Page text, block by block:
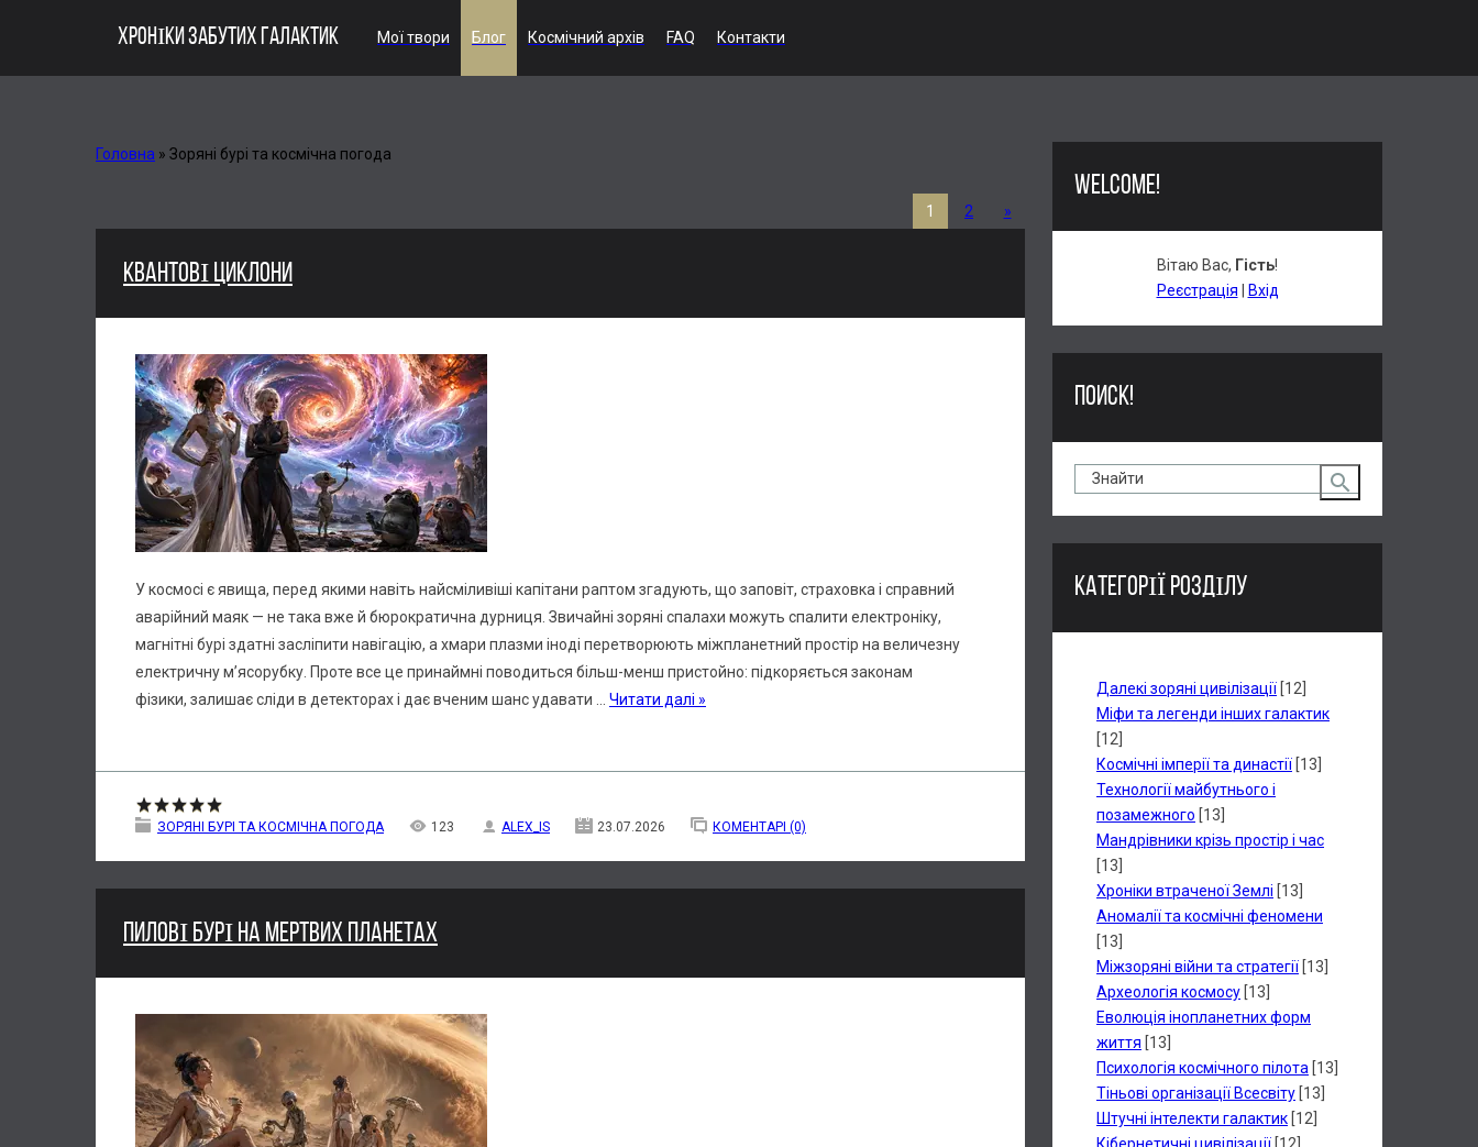
ХРОНІКИ ЗАБУТИХ ГАЛАКТИК Мої твори Блог Космічний архів FAQ Контакти
Головна » Зоряні бурі та космічна погода
1 2 »
КВАНТОВІ ЦИКЛОНИ
У космосі є явища, перед якими навіть найсміливіші капітани раптом згадують, що заповіт, страховка і справний
аварійний маяк — не така вже й бюрократична дурниця. Звичайні зоряні спалахи можуть спалити електроніку,
магнітні бурі здатні засліпити навігацію, а хмари плазми іноді перетворюють міжпланетний простір на величезну
електричну м’ясорубку. Проте все це принаймні поводиться більш-менш пристойно: підкоряється законам
фізики, залишає сліди в детекторах і дає вченим шанс удавати
Читати далі »
ЗОРЯНІ БУРІ ТА КОСМІЧНА ПОГОДА 123 ALEX_IS 23.07.2026 КОМЕНТАРІ (0)
ПИЛОВІ БУРІ НА МЕРТВИХ ПЛАНЕТАХ
WELCOME!
Вітаю Вас, Гість!
Реєстрація
Вхід
ПОИСК!
КАТЕГОРІЇ РОЗДІЛУ
Далекі зоряні цивілізації [12]
Міфи та легенди інших галактик
[12]
Космічні імперії та династії [13]
Технології майбутнього і
позамежного [13]
Мандрівники крізь простір і час
[13]
Хроніки втраченої Землі [13]
Аномалії та космічні феномени
[13]
Міжзоряні війни та стратегії [13]
Археологія космосу [13]
Еволюція інопланетних форм
життя [13]
Психологія космічного пілота [13]
Тіньові організації Всесвіту [13]
Штучні інтелекти галактик [12]